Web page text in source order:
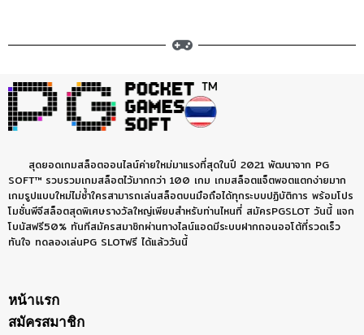
สุดยอดเกมสล็อตออนไลน์ค่ายใหม่มาแรงที่สุดในปี 2021 พัฒนาจาก PG
SOFT™ รวบรวมเกมสล็อตไว้มากกว่า 100 เกม เกมสล็อตแจ็ตพอตแตกง่ายมาก
เกมรูปแบบใหม่ไม่ซ้ำใครสามารถเล่นสล็อตบนมือถือได้ทุกระบบปฏิบัติการ พร้อมโปร
โมชั่นพีจีสล็อตสุดพิเศษรางวัลใหญ่เพียบสำหรับท่านไหนที่ สมัครPGSLOT วันนี้ แจก
โบนัสฟรี50% ทันทีสมัครสมาชิกผ่านทางไลน์แอดมีระบบฝากถอนออโต้ที่รวดเร็ว
ทันใจ ทดลองเล่นPG SLOTฟรี ได้แล้ววันนี้
หน้าแรก
สมัครสมาชิก